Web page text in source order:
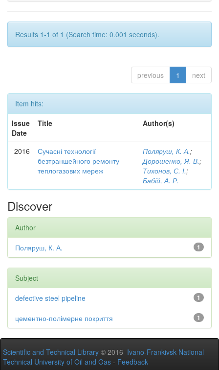
Results 1-1 of 1 (Search time: 0.001 seconds).
previous 1 next
Item hits:
Issue
Date
Title Author(s)
2016
Сучасні технології
безтраншейного ремонту
теплогазових мереж
Поляруш, К. А.;
Дорошенко, Я. В.;
Тихонов, С. І.;
Бабій, А. Р.
Discover
Author
1
Поляруш, К. А.
Subject
1
defective steel pipeline
1
цементно-полімерне покриття
Scientific and Technical Library © 2016 Ivano-Frankivsk National
Technical University of Oil and Gas - Feedback